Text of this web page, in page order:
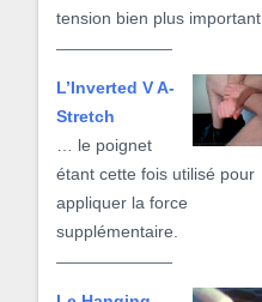
tension bien plus important
L’Inverted V A-
Stretch
… le poignet
étant cette fois utilisé pour
appliquer la force
supplémentaire.